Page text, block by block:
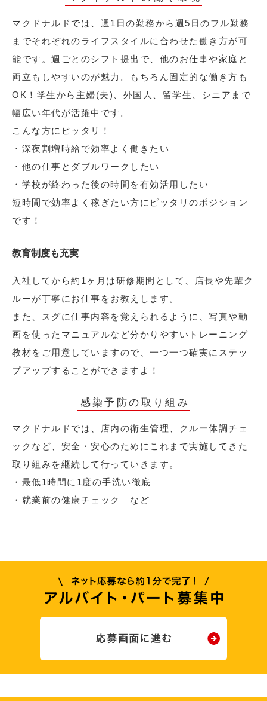
マクドナルドでは、週1日の勤務から週5日のフル勤務
までそれぞれのライフスタイルに合わせた働き方が可
能です。週ごとのシフト提出で、他のお仕事や家庭と
両立もしやすいのが魅力。もちろん固定的な働き方も
OK！学生から主婦(夫)、外国人、留学生、シニアまで
幅広い年代が活躍中です。
こんな方にピッタリ！
・深夜割増時給で効率よく働きたい
・他の仕事とダブルワークしたい
・学校が終わった後の時間を有効活用したい
短時間で効率よく稼ぎたい方にピッタリのポジション
です！
教育制度も充実
入社してから約1ヶ月は研修期間として、店長や先輩ク
ルーが丁寧にお仕事をお教えします。
また、スグに仕事内容を覚えられるように、写真や動
画を使ったマニュアルなど分かりやすいトレーニング
教材をご用意していますので、一つ一つ確実にステッ
プアップすることができますよ！
感染予防の取り組み
マクドナルドでは、店内の衛生管理、クルー体調チェ
ックなど、安全・安心のためにこれまで実施してきた
取り組みを継続して行っていきます。
・最低1時間に1度の手洗い徹底
・就業前の健康チェック など